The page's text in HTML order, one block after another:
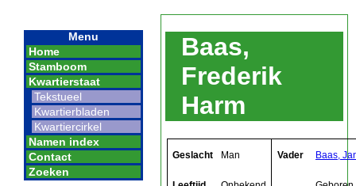
Menu
Home
Stamboom
Kwartierstaat
Tekstueel
Kwartierbladen
Kwartiercirkel
Namen index
Contact
Zoeken
Baas,
Frederik
Harm
Geslacht Man Vader Baas,